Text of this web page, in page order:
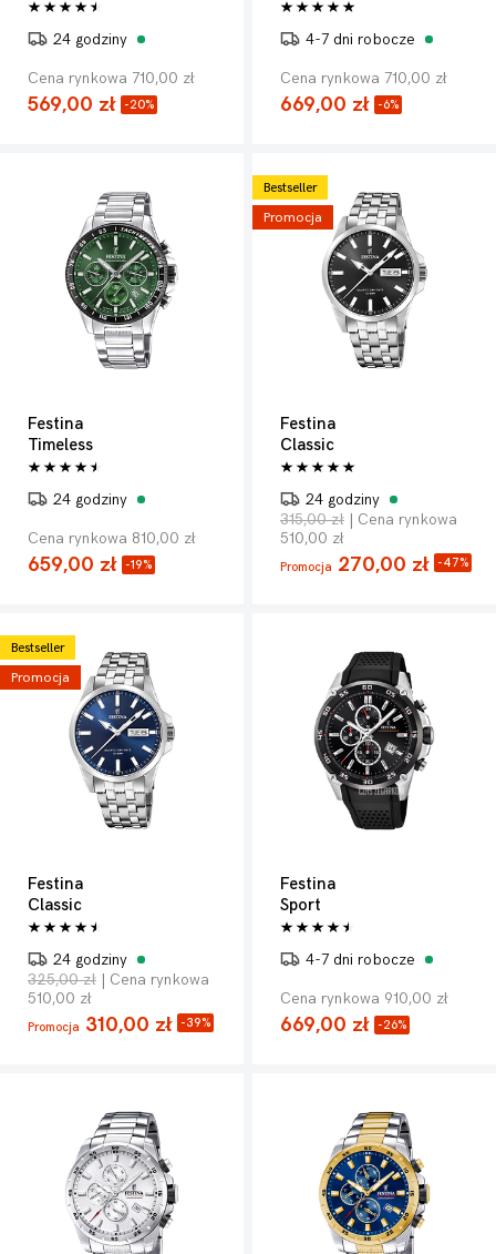
24 godziny
Cena rynkowa 710,00 zł
569,00 zł -20%
4-7 dni robocze
Cena rynkowa 710,00 zł
669,00 zł -6%
Festina
Timeless
24 godziny
Cena rynkowa 810,00 zł
659,00 zł -19%
Bestseller
Promocja
Festina
Classic
24 godziny
315,00 zł | Cena rynkowa
510,00 zł
Promocja 270,00 zł -47%
Bestseller
Promocja
Festina
Classic
24 godziny
325,00 zł | Cena rynkowa
510,00 zł
Promocja 310,00 zł -39%
Festina
Sport
4-7 dni robocze
Cena rynkowa 910,00 zł
669,00 zł -26%